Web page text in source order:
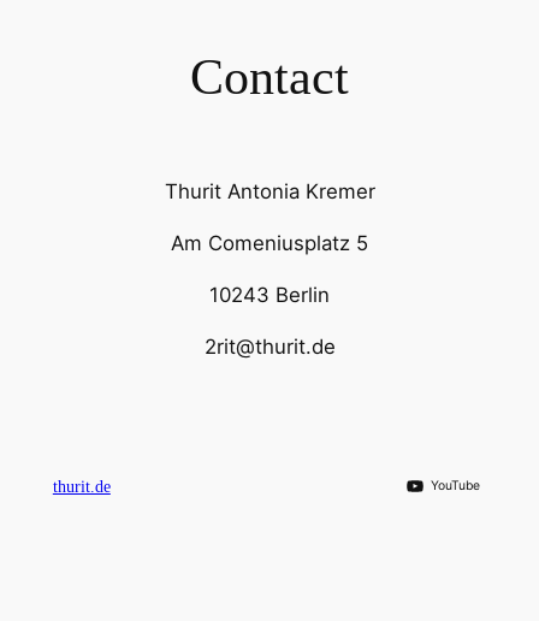
Contact
Thurit Antonia Kremer
Am Comeniusplatz 5
10243 Berlin
2rit@thurit.de
thurit.de YouTube